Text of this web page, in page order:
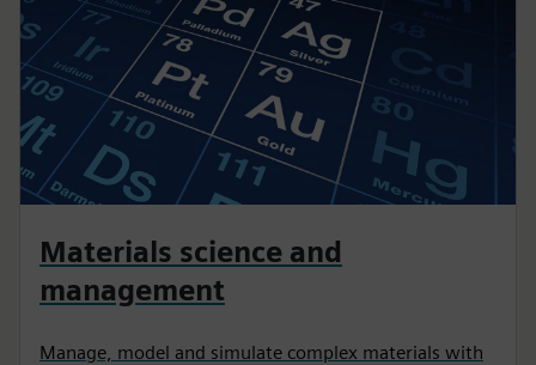
Materials science and
management
Manage, model and simulate complex materials with